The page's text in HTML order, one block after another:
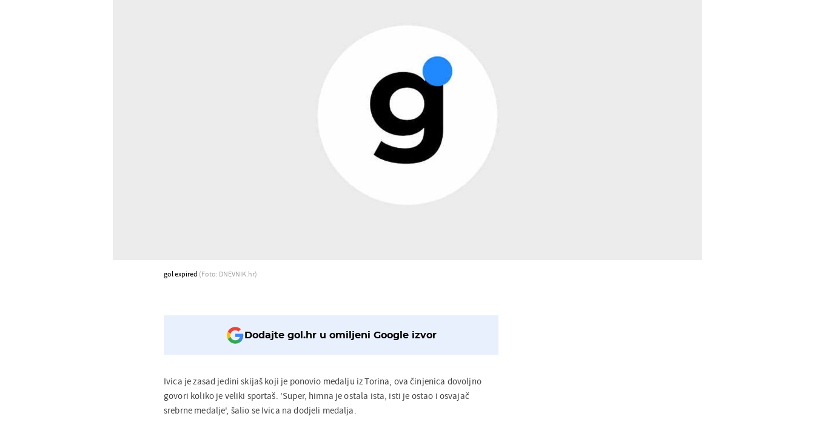
gol expired (Foto: DNEVNIK.hr)
Dodajte gol.hr u omiljeni Google izvor
Ivica je zasad jedini skijaš koji je ponovio medalju iz Torina, ova činjenica dovoljno
govori koliko je veliki sportaš. 'Super, himna je ostala ista, isti je ostao i osvajač
srebrne medalje', šalio se Ivica na dodjeli medalja.